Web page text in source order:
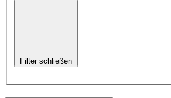
Filter schließen